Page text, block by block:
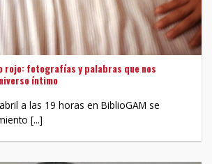
rojo: fotografías y palabras que nos
íntimo
a las 19 horas en BiblioGAM se
[...]